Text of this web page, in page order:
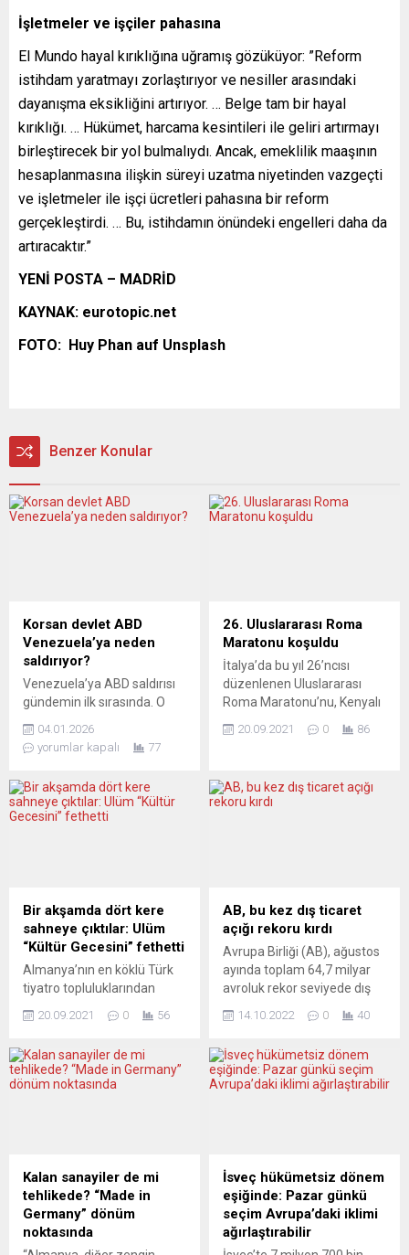
İşletmeler ve işçiler pahasına
El Mundo hayal kırıklığına uğramış gözüküyor: ”Reform
istihdam yaratmayı zorlaştırıyor ve nesiller arasındaki
dayanışma eksikliğini artırıyor. … Belge tam bir hayal
kırıklığı. … Hükümet, harcama kesintileri ile geliri artırmayı
birleştirecek bir yol bulmalıydı. Ancak, emeklilik maaşının
hesaplanmasına ilişkin süreyi uzatma niyetinden vazgeçti
ve işletmeler ile işçi ücretleri pahasına bir reform
gerçekleştirdi. … Bu, istihdamın önündeki engelleri daha da
artıracaktır.”
YENİ POSTA – MADRİD
KAYNAK: eurotopic.net
FOTO: Huy Phan auf Unsplash
Benzer Konular
Korsan devlet ABD
Venezuela’ya neden
saldırıyor?
Venezuela’ya ABD saldırısı
gündemin ilk sırasında. O
tarihine bir bakalım. 1622
yılını esas alalım: O tarihten
tarihi ilk önce hem ülke
içindeki hem de bölgedeki iç
saldırgan bir devletin, bir
milletin...
04.01.2026
yorumlar kapalı
77
26. Uluslararası Roma
Maratonu koşuldu
İtalya’da bu yıl 26’ncısı
düzenlenen Uluslararası
Roma Maratonu’nu, Kenyalı
Kiprono Langat, kadınlarda
koronavirüs (Covid-19)
kilometre 195 metrelik
parkurda koşuldu.
Maratona, 60 ülkeden 2 bini
atlet...
20.09.2021 0 86
Bir akşamda dört kere
sahneye çıktılar: Ulüm
“Kültür Gecesini” fethetti
Almanya’nın en köklü Türk
tiyatro topluluklarından
önlemleri dolayısıyla tam bir
kentindeki sahnesinde
yeniden seyircileriyle
Almanca Türkçe – Ne haber
Moruk”
(Hochdeutschtürkisch –
Alter, was geht) adlı müzikal
20.09.2021 0 56
AB, bu kez dış ticaret
açığı rekoru kırdı
Avrupa Birliği (AB), ağustos
ayında toplam 64,7 milyar
avroluk rekor seviyede dış
şişkinlik endişe veriyor. Çin’in
rakipsiz. Avrupa İstatistik
Dairesi (Eurostat), AB ve
yılın aynı dönemine göre
yüzde 24,2...
14.10.2022 0 40
Kalan sanayiler de mi
tehlikede? “Made in
Germany” dönüm
noktasında
İsveç hükümetsiz dönem
eşiğinde: Pazar günkü
seçim Avrupa’daki iklimi
ağırlaştırabilir